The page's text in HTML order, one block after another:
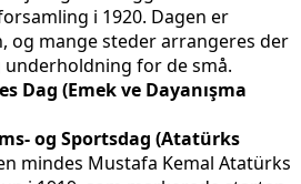
i 1920. Dagen er
og mange steder arrangeres der
for de små.
Dag (Emek ve Dayanışma
og Sportsdag (Atatürks
mindes Mustafa Kemal Atatürks